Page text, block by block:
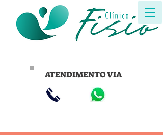
ATENDIMENTO VIA